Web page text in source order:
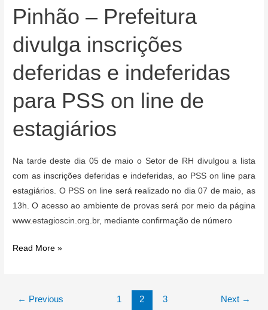
Pinhão – Prefeitura
divulga inscrições
deferidas e indeferidas
para PSS on line de
estagiários
Na tarde deste dia 05 de maio o Setor de RH divulgou a lista
com as inscrições deferidas e indeferidas, ao PSS on line para
estagiários. O PSS on line será realizado no dia 07 de maio, as
13h. O acesso ao ambiente de provas será por meio da página
www.estagioscin.org.br, mediante confirmação de número
Pinhão
Read More »
Paginação
← Previous 1 2 3 Next →